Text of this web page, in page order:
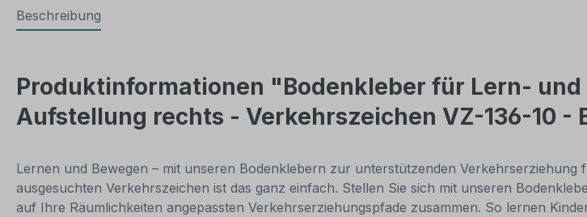
Beschreibung
Produktinformationen "Bodenkleber für Lern-
Aufstellung rechts - Verkehrszeichen VZ-136-10 -
Lernen und Bewegen – mit unseren Bodenklebern zur unterstützenden
ausgesuchten Verkehrszeichen ist das ganz einfach. Stellen Sie sich mit unseren
auf Ihre Räumlichkeiten angepassten Verkehrserziehungspfade zusammen. So lernen